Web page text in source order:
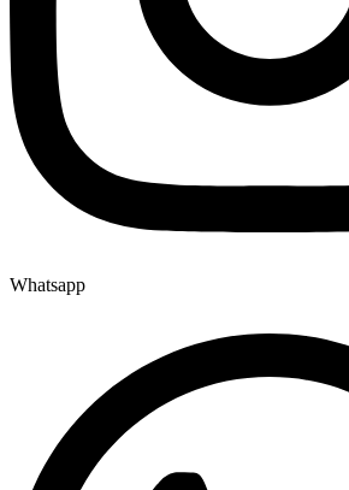
Whatsapp